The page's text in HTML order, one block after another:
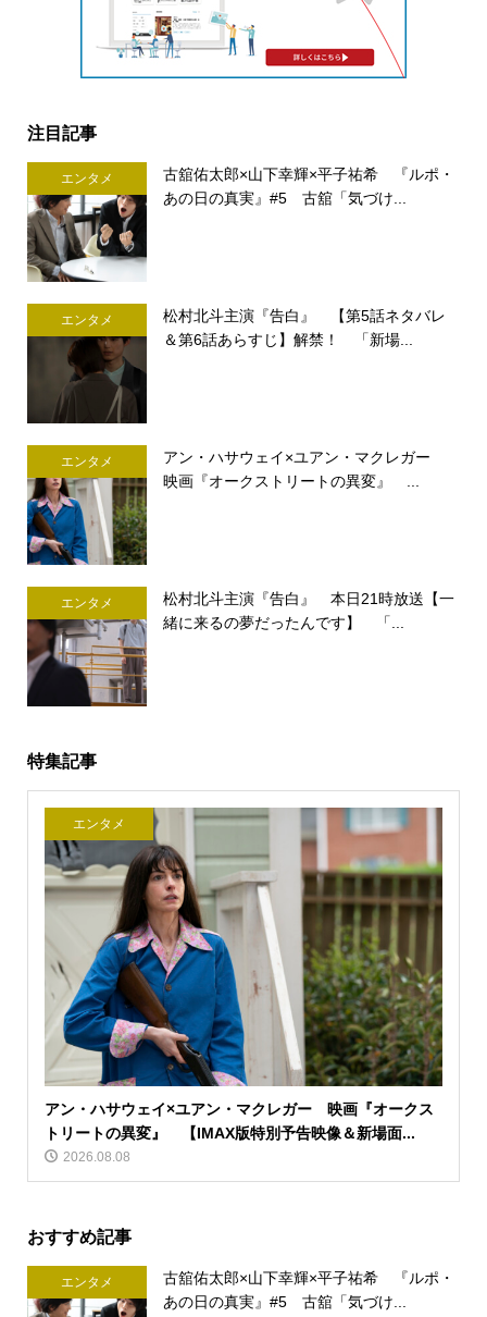
注目記事
エンタメ
古舘佑太郎×山下幸輝×平子祐希 『ルポ・
あの日の真実』#5 古舘「気づけ...
エンタメ
松村北斗主演『告白』 【第5話ネタバレ
＆第6話あらすじ】解禁！ 「新場...
エンタメ
アン・ハサウェイ×ユアン・マクレガー
映画『オークストリートの異変』 ...
エンタメ
松村北斗主演『告白』 本日21時放送【一
緒に来るの夢だったんです】 「...
特集記事
エンタメ
アン・ハサウェイ×ユアン・マクレガー 映画『オークス
トリートの異変』 【IMAX版特別予告映像＆新場面...
2026.08.08
おすすめ記事
エンタメ
古舘佑太郎×山下幸輝×平子祐希 『ルポ・
あの日の真実』#5 古舘「気づけ...